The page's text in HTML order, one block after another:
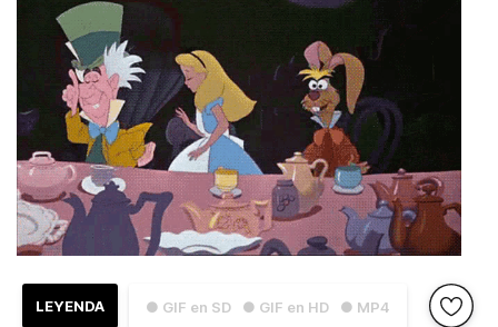
● GIF en SD ● GIF en HD ● MP4
LEYENDA